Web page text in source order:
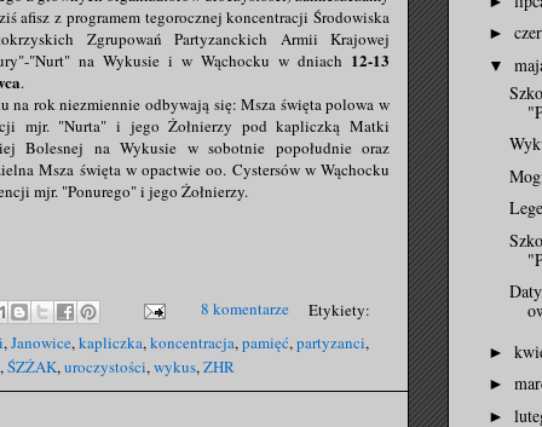
afisz z programem tegorocznej koncentracji Środowiska
Zgrupowań Partyzanckich Armii Krajowej
"Nurt" na Wykusie i w Wąchocku w dniach 12-13
.
na rok niezmiennie odbywają się: Msza święta polowa w
mjr. "Nurta" i jego Żołnierzy pod kapliczką Matki
Bolesnej na Wykusie w sobotnie popołudnie oraz
Msza święta w opactwie oo. Cystersów w Wąchocku
mjr. "Ponurego"i jego Żołnierzy.
8 komentarze
Etykiety:
,Janowice,kapliczka,koncentracja,pamięć,partyzanci,
,ŚZŻAK,uroczystości,wykus,ZHR
►
▼
►
►
►